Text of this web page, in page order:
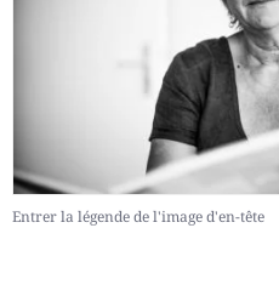
Entrer la légende de l'image d'en-tête